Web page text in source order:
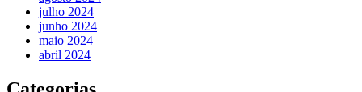
julho 2024
junho 2024
maio 2024
abril 2024